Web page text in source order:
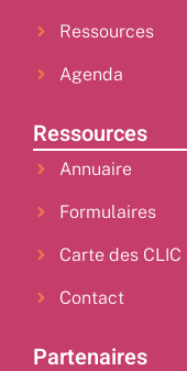
Ressources
Agenda
Ressources
Annuaire
Formulaires
Carte des CLIC
Contact
Partenaires